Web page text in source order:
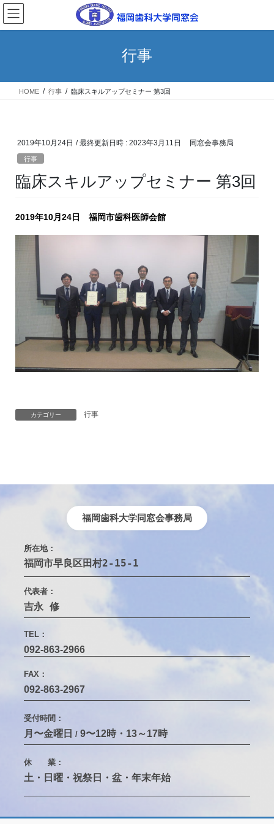
コ
ン
テ
ス
ナ
ビ
ゲ
ン
行事
HOME 行事 臨床スキルアップセミナー 第3回
2019年10月24日 / 最終更新日時 : 2023年3月11日 同窓会事務局
行事
臨床スキルアップセミナー 第3回
2019年10月24日 福岡市歯科医師会館
カテゴリー 行事
福岡歯科大学同窓会事務局
所在地：
福岡市早良区田村2-15-1
代表者：
吉永 修
TEL：
092-863-2966
FAX：
092-863-2967
受付時間：
月〜金曜日 / 9〜12時・13～17時
休 業：
土・日曜・祝祭日・盆・年末年始